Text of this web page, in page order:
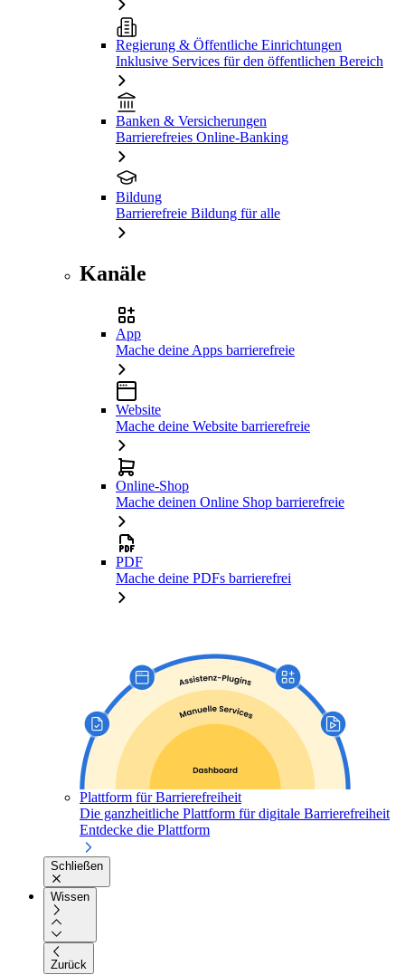
Regierung & Öffentliche Einrichtungen
Inklusive Services für den öffentlichen Bereich
Banken & Versicherungen
Barrierefreies Online-Banking
Bildung
Barrierefreie Bildung für alle
Kanäle
App
Mache deine Apps barrierefreie
Website
Mache deine Website barrierefreie
Online-Shop
Mache deinen Online Shop barrierefreie
PDF
Mache deine PDFs barrierefrei
Plattform für Barrierefreiheit
Die ganzheitliche Plattform für digitale Barrierefreiheit
Entdecke die Plattform
Schließen
Wissen
Zurück